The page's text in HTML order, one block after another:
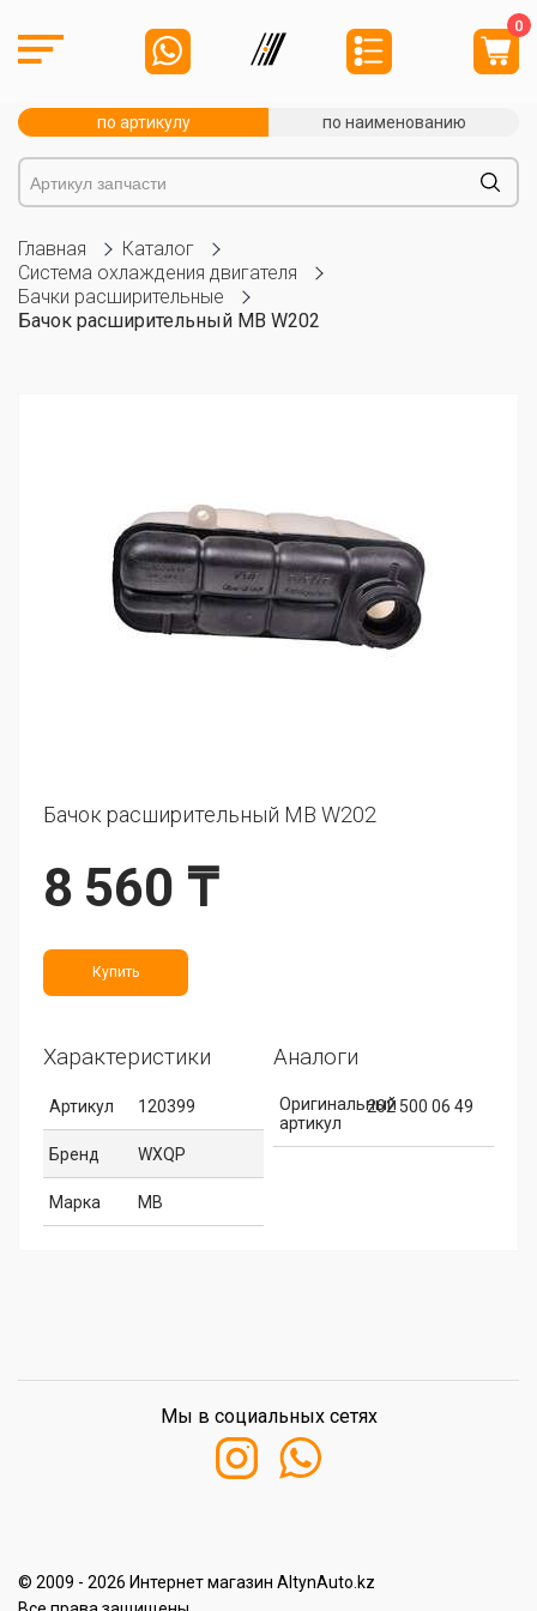
0
по артикулу по наименованию
Главная
Каталог
Система охлаждения двигателя
Бачки расширительные
Бачок расширительный MB W202
Бачок расширительный MB W202
8 560 ₸
Купить
Характеристики
Артикул 120399
Бренд WXQP
Марка MB
Аналоги
Оригинальный
артикул
202 500 06 49
© 2009 - 2026 Интернет магазин AltynAuto.kz
Мы в социальных сетях